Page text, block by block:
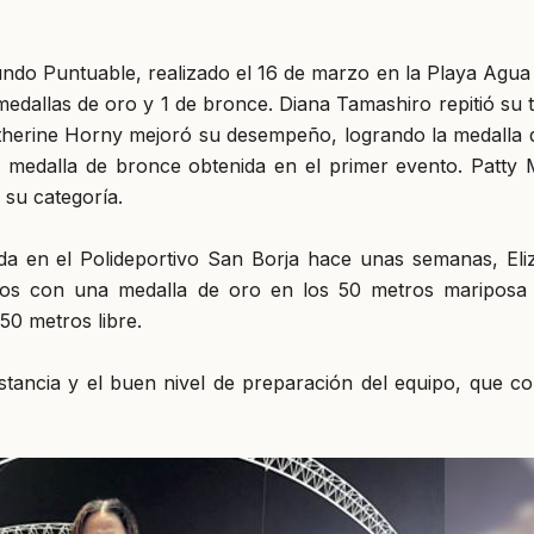
Puntuable, realizado el 16 de marzo en la Playa
de oro y 1 de bronce. Diana Tamashiro repitió su
Horny mejoró su desempeño, logrando la medalla
de bronce obtenida en el primer evento. Patty
categoría.
en el Polideportivo San Borja hace unas semanas,
con una medalla de oro en los 50 metros
metros libre.
y el buen nivel de preparación del equipo, que